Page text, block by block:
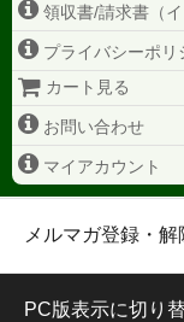
領収書/請求書（イ
プライバシーポリ
カート見る
お問い合わせ
マイアカウント
メルマガ登録・解
PC版表示に切り